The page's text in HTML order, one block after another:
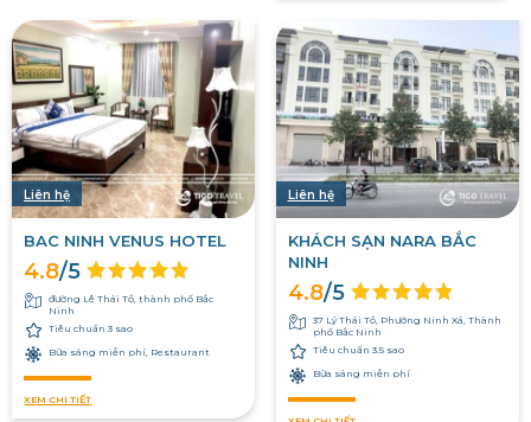
Liên hệ
BAC NINH VENUS HOTEL
4.8/5
đường Lê Thái Tổ, thành phố Bắc
Ninh
Tiêu chuẩn 3 sao
Bữa sáng miễn phí, Restaurant
XEM CHI TIẾT
Liên hệ
KHÁCH SẠN NARA BẮC
NINH
4.8/5
37 Lý Thái Tổ, Phường Ninh Xá, Thành
phố Bắc Ninh
Tiêu chuẩn 3.5 sao
Bữa sáng miễn phí